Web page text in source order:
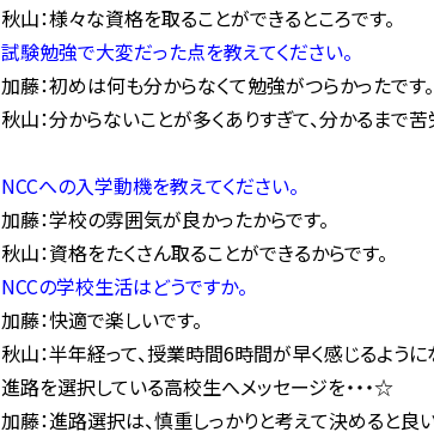
秋山：様々な資格を取ることができるところです。
試験勉強で大変だった点を教えてください。
加藤：初めは何も分からなくて勉強がつらかったです。
秋山：分からないことが多くありすぎて、分かるまで
NCCへの入学動機を教えてください。
加藤：学校の雰囲気が良かったからです。
秋山：資格をたくさん取ることができるからです。
NCCの学校生活はどうですか。
加藤：快適で楽しいです。
秋山：半年経って、授業時間6時間が早く感じるように
進路を選択している高校生へメッセージを・・・☆
加藤：進路選択は、慎重しっかりと考えて決めると良